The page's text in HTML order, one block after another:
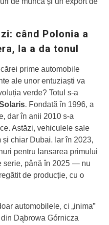
când Polonia a
la a da tonul
prime automobile
ale unor entuziaști va
verde? Totul s-a
. Fondată în 1996, a
dar în anii 2010 s-a
Astăzi, vehiculele sale
chiar Dubai. Iar în 2023,
pentru lansarea primului
serie, până în 2025 — nu
de producție, cu o
automobilele, ci „inima”
din Dąbrowa Górnicza